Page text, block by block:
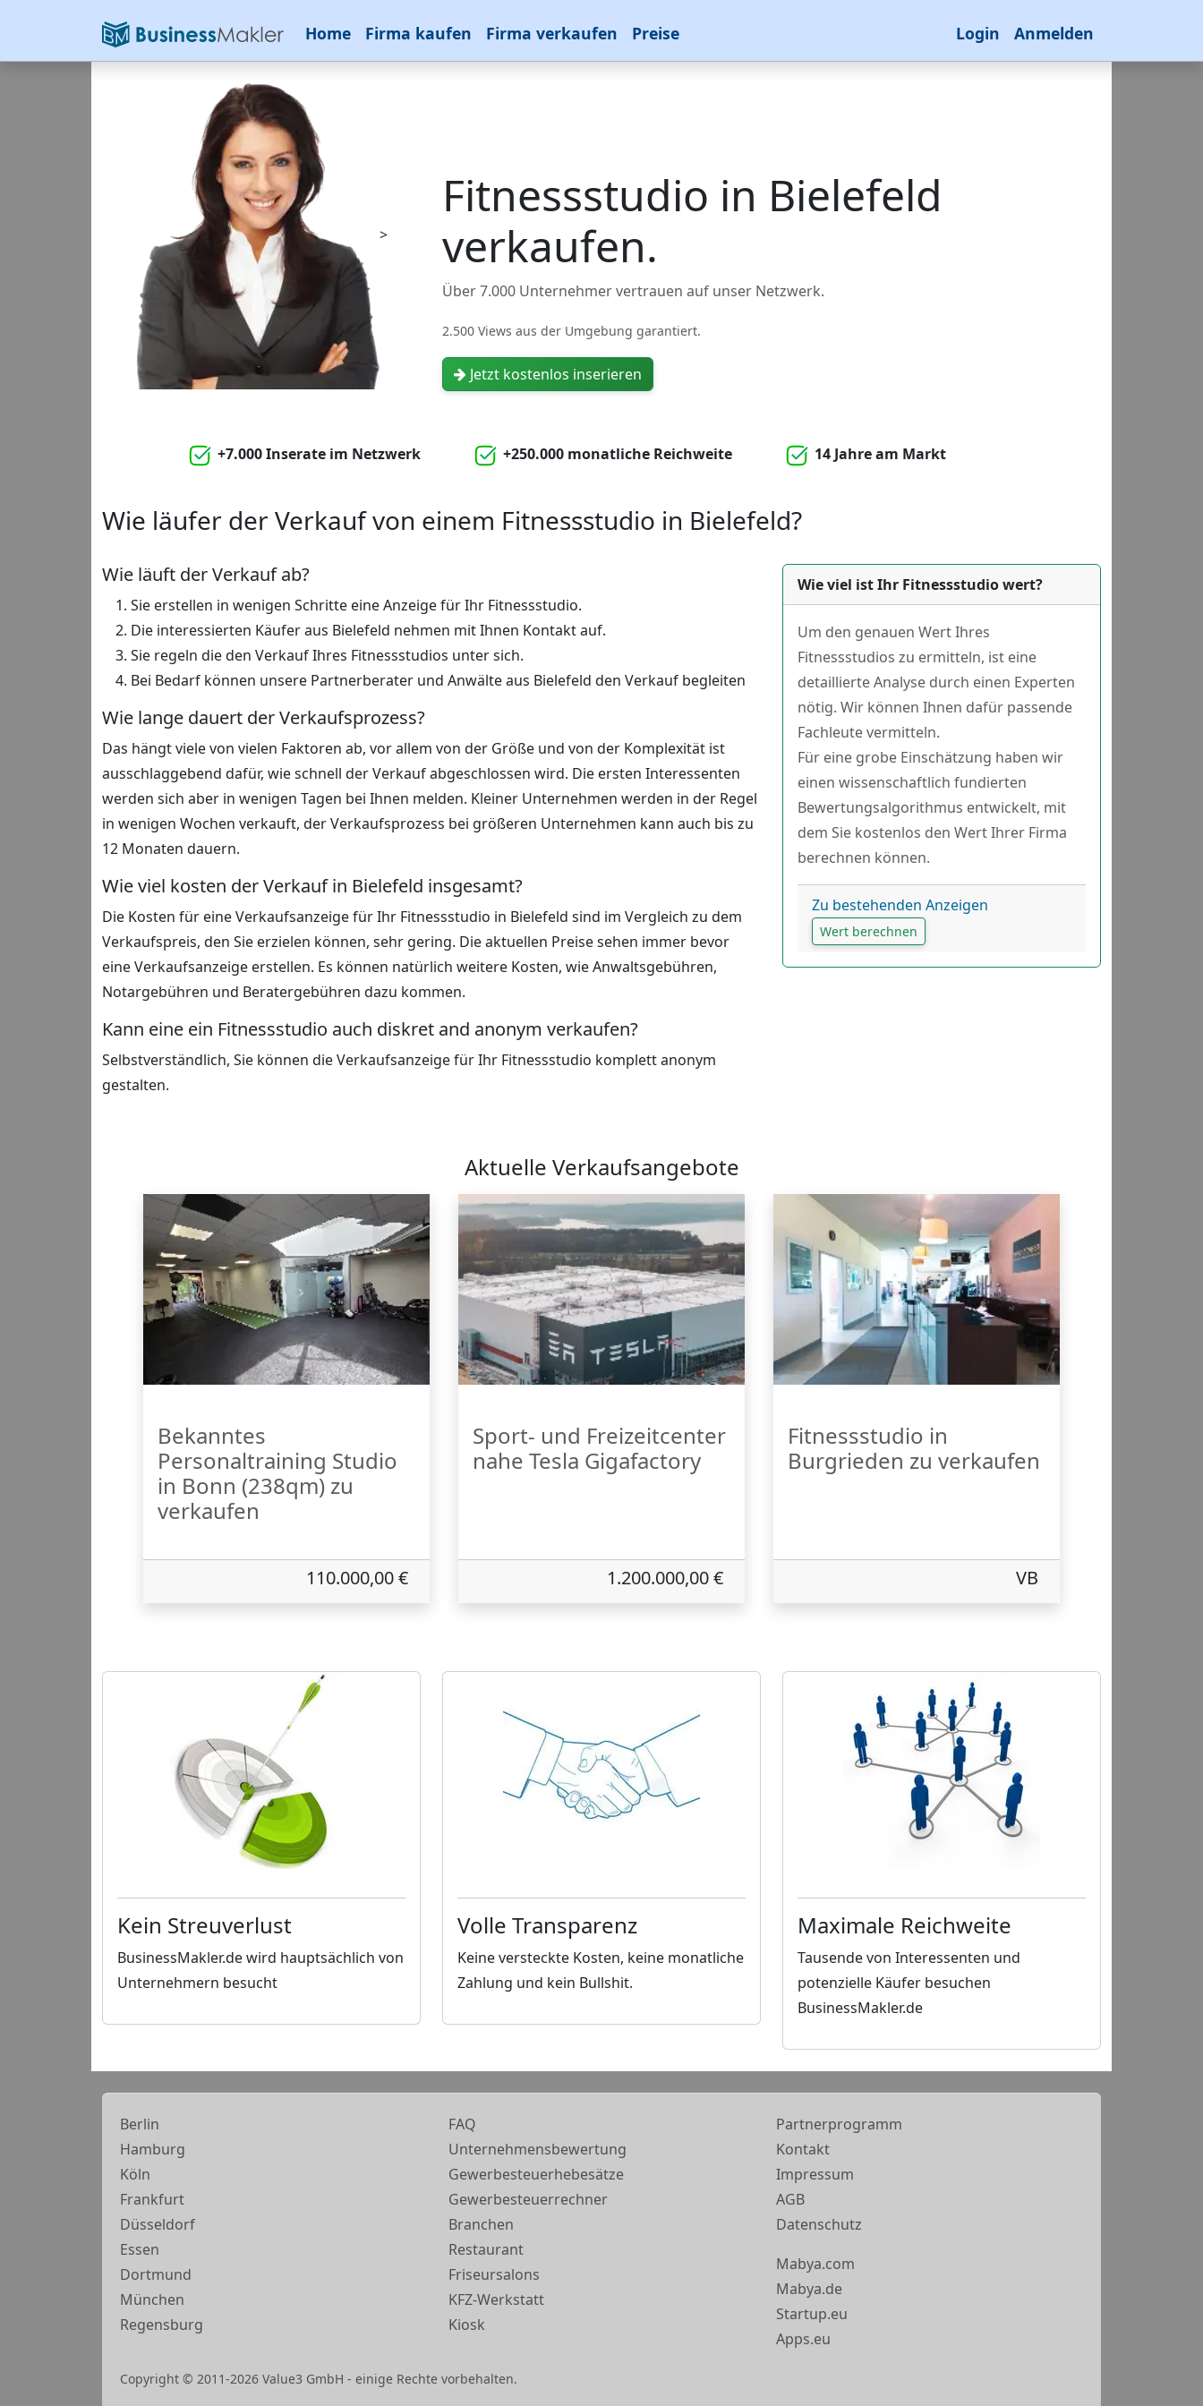
Home Firma kaufen Firma verkaufen Preise Login Anmelden
>
Fitnessstudio in Bielefeld
verkaufen.
Über 7.000 Unternehmer vertrauen auf unser Netzwerk.
2.500 Views aus der Umgebung garantiert.
Jetzt kostenlos inserieren
+7.000 Inserate im Netzwerk +250.000 monatliche Reichweite 14 Jahre am Markt
Wie läufer der Verkauf von einem Fitnessstudio in Bielefeld?
Wie läuft der Verkauf ab?
Sie erstellen in wenigen Schritte eine Anzeige für Ihr Fitnessstudio.
Die interessierten Käufer aus Bielefeld nehmen mit Ihnen Kontakt auf.
Sie regeln die den Verkauf Ihres Fitnessstudios unter sich.
Bei Bedarf können unsere Partnerberater und Anwälte aus Bielefeld den Verkauf begleiten
Wie lange dauert der Verkaufsprozess?
Das hängt viele von vielen Faktoren ab, vor allem von der Größe und von der Komplexität ist
ausschlaggebend dafür, wie schnell der Verkauf abgeschlossen wird. Die ersten Interessenten
werden sich aber in wenigen Tagen bei Ihnen melden. Kleiner Unternehmen werden in der Regel
in wenigen Wochen verkauft, der Verkaufsprozess bei größeren Unternehmen kann auch bis zu
12 Monaten dauern.
Wie viel kosten der Verkauf in Bielefeld insgesamt?
Die Kosten für eine Verkaufsanzeige für Ihr Fitnessstudio in Bielefeld sind im Vergleich zu dem
Verkaufspreis, den Sie erzielen können, sehr gering. Die aktuellen Preise sehen immer bevor
eine Verkaufsanzeige erstellen. Es können natürlich weitere Kosten, wie Anwaltsgebühren,
Notargebühren und Beratergebühren dazu kommen.
Kann eine ein Fitnessstudio auch diskret and anonym verkaufen?
Selbstverständlich, Sie können die Verkaufsanzeige für Ihr Fitnessstudio komplett anonym
gestalten.
Wie viel ist Ihr Fitnessstudio wert?
Um den genauen Wert Ihres
Fitnessstudios zu ermitteln, ist eine
detaillierte Analyse durch einen Experten
nötig. Wir können Ihnen dafür passende
Fachleute vermitteln.
Für eine grobe Einschätzung haben wir
einen wissenschaftlich fundierten
Bewertungsalgorithmus entwickelt, mit
dem Sie kostenlos den Wert Ihrer Firma
berechnen können.
Zu bestehenden Anzeigen
Wert berechnen
Aktuelle Verkaufsangebote
Bekanntes
Personaltraining Studio
in Bonn (238qm) zu
verkaufen
110.000,00 €
Sport- und Freizeitcenter
nahe Tesla Gigafactory
1.200.000,00 €
Fitnessstudio in
Burgrieden zu verkaufen
VB
Kein Streuverlust
BusinessMakler.de wird hauptsächlich von
Unternehmern besucht
Volle Transparenz
Keine versteckte Kosten, keine monatliche
Zahlung und kein Bullshit.
Maximale Reichweite
Tausende von Interessenten und
potenzielle Käufer besuchen
BusinessMakler.de
Berlin
Hamburg
Köln
Frankfurt
Düsseldorf
Essen
Dortmund
München
Regensburg
FAQ
Unternehmensbewertung
Gewerbesteuerhebesätze
Gewerbesteuerrechner
Branchen
Restaurant
Friseursalons
KFZ-Werkstatt
Kiosk
Partnerprogramm
Kontakt
Impressum
AGB
Datenschutz
Mabya.com
Mabya.de
Startup.eu
Apps.eu
Copyright © 2011-2026 Value3 GmbH - einige Rechte vorbehalten.